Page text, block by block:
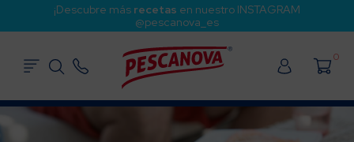
¡Descubre más recetas en nuestro INSTAGRAM
@pescanova_es
0